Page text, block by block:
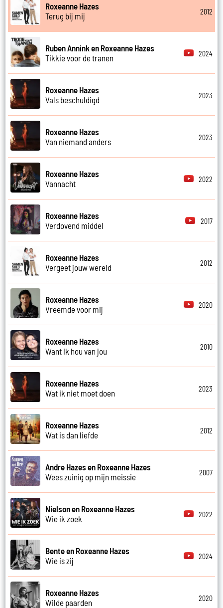
Roxeanne Hazes
Terug bij mij
2012
Ruben Annink en Roxeanne Hazes
Tikkie voor de tranen
2024
Roxeanne Hazes
Vals beschuldigd
2023
Roxeanne Hazes
Van niemand anders
2023
Roxeanne Hazes
Vannacht
2022
Roxeanne Hazes
Verdovend middel
2017
Roxeanne Hazes
Vergeet jouw wereld
2012
Roxeanne Hazes
Vreemde voor mij
2020
Roxeanne Hazes
Want ik hou van jou
2010
Roxeanne Hazes
Wat ik niet moet doen
2023
Roxeanne Hazes
Wat is dan liefde
2012
Andre Hazes en Roxeanne Hazes
Wees zuinig op mijn meissie
2007
Nielson en Roxeanne Hazes
Wie ik zoek
2022
Bente en Roxeanne Hazes
Wie is zij
2024
Roxeanne Hazes
Wilde paarden
2020